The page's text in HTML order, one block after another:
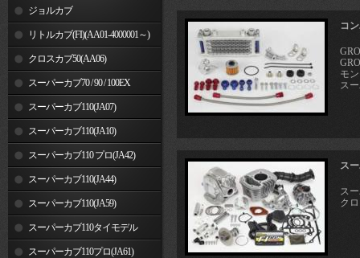
ジョルカブ
リトルカブ(FI)(AA01-4000001～)
クロスカブ50(AA06)
スーパーカブ70 / 90 / 100EX
スーパーカブ110(JA07)
スーパーカブ110(JA10)
スーパーカブ110 プロ(JA42)
スーパーカブ110(JA44)
スーパーカブ110(JA59)
スーパーカブ110タイモデル
(MLHJA56)
スーパーカブ110プロ(JA61)
コ
モ
ス
ス
ス
ク